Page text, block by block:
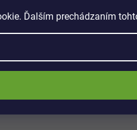
Ďalším prechádzaním